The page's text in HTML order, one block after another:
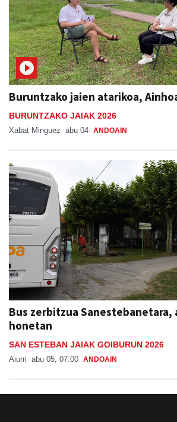
Buruntzako jaien atarikoa,
BURUNTZAKO JAIAK 2026
Xabat Minguez abu 04 ANDOAIN
Bus zerbitzua Sanestebanetara,
honetan
SAN ESTEBAN JAIAK GOIBURUN 2026
Aiurri abu 05, 07:00 ANDOAIN